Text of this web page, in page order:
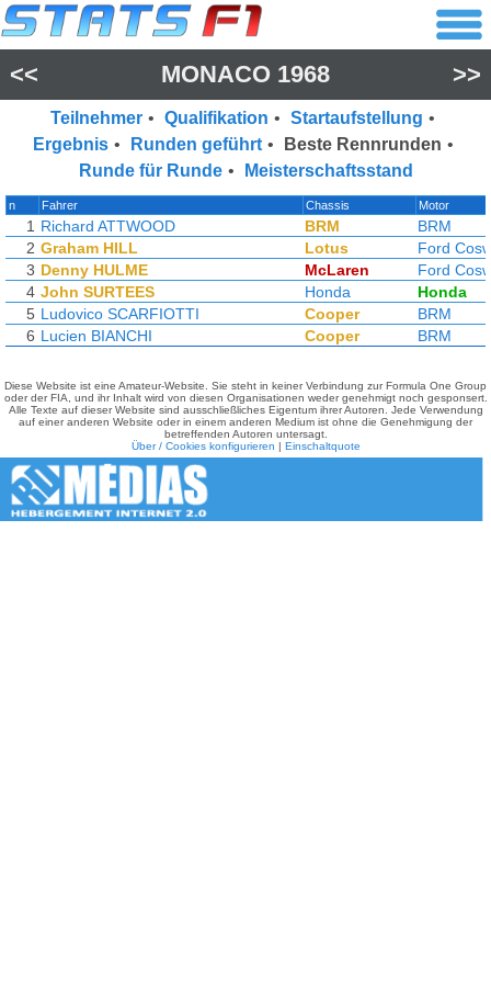
<< MONACO 1968 >>
Teilnehmer • Qualifikation • Startaufstellung •
Ergebnis • Runden geführt • Beste Rennrunden •
Runde für Runde • Meisterschaftsstand
n Fahrer Chassis Motor
1 Richard ATTWOOD BRM
BRM
2 Graham HILL Lotus
Ford
3 Denny HULME McLaren
Ford
4 John SURTEES Honda
Honda
5 Ludovico SCARFIOTTI Cooper
BRM
6 Lucien BIANCHI Cooper BRM
Diese Website ist eine Amateur-Website. Sie steht in keiner Verbindung zur Formula One Group
oder der FIA, und ihr Inhalt wird von diesen Organisationen weder genehmigt noch gesponsert.
Alle Texte auf dieser Website sind ausschließliches Eigentum ihrer Autoren. Jede Verwendung
auf einer anderen Website oder in einem anderen Medium ist ohne die Genehmigung der
betreffenden Autoren untersagt.
Über / Cookies konfigurieren | Einschaltquote